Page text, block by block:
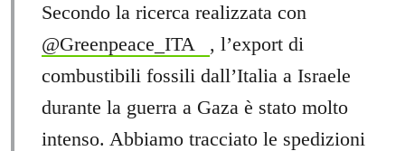
Secondo la ricerca realizzata con
@Greenpeace_ITA
, l’export di
combustibili fossili dall’Italia a Israele
durante la guerra a Gaza è stato molto
intenso. Abbiamo tracciato le spedizioni